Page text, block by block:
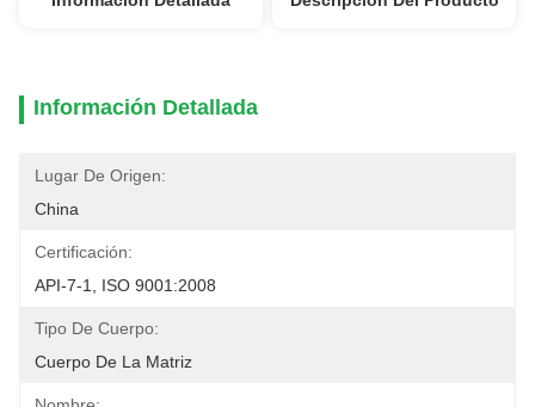
Información Detallada
Lugar De Origen:
China
Certificación:
API-7-1, ISO 9001:2008
Tipo De Cuerpo:
Cuerpo De La Matriz